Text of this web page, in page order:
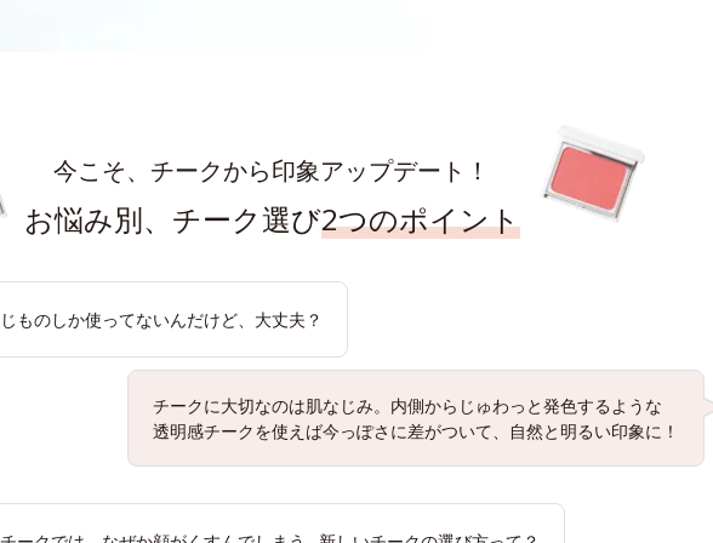
今こそ、 チークから印象アップデート！
お悩み別、チーク選び2つのポイント
ものしか使ってないんだけど、大丈夫？
チークに大切なのは肌なじみ。内側からじゅわっと発色するような
透明感チークを使えば今っぽさに差がついて、自然と明るい印象に！